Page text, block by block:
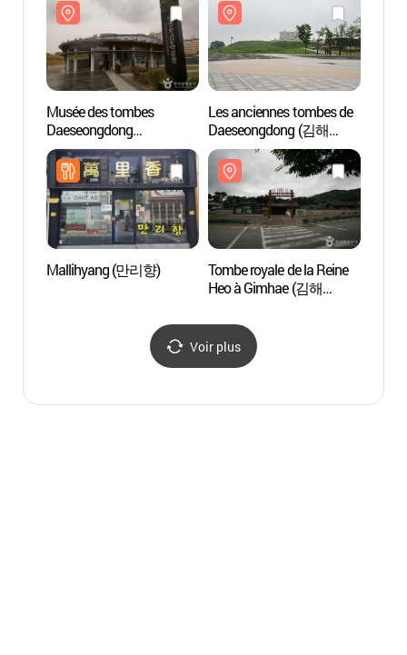
Musée des tombes
Daeseongdong
(대성동고분박물관)
Les anciennes tombes de
Daeseongdong (김해
대성동 고분군)
Mallihyang (만리향)
Tombe royale de la Reine
Heo à Gimhae (김해
Voir plus